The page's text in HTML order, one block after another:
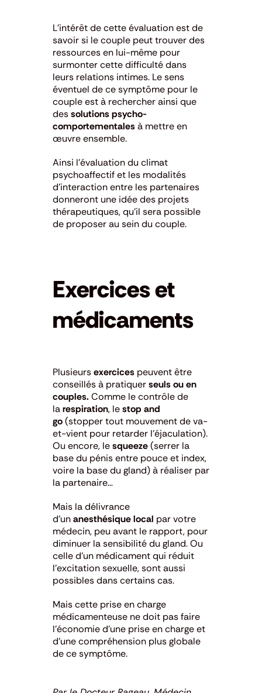
L’intérêt de cette évaluation est de
savoir si le couple peut trouver des
ressources en lui-même pour
surmonter cette difficulté dans
leurs relations intimes. Le sens
éventuel de ce symptôme pour le
couple est à rechercher ainsi que
dessolutions psycho-
comportementales à mettre en
œuvre ensemble.
Ainsi l’évaluation du climat
psychoaffectif et les modalités
d’interaction entre les partenaires
donneront une idée des projets
thérapeutiques, qu’il sera possible
de proposer au sein du couple.
Exercices et
médicaments
Plusieursexercices peuvent être
conseillés à pratiquerseuls ou en
couples. Comme le contrôle de
larespiration, lestop and
go(stopper tout mouvement de va-
et-vient pour retarder l’éjaculation).
Ou encore, lesqueeze(serrer la
base du pénis entre pouce et index,
voire la base du gland) à réaliser par
la partenaire…
Mais la délivrance
d’unanesthésique local par votre
médecin, peu avant le rapport, pour
diminuer la sensibilité du gland. Ou
celle d’un médicament qui réduit
l’excitation sexuelle, sont aussi
possibles dans certains cas.
Mais cette prise en charge
médicamenteuse ne doit pas faire
l’économie d’une prise en charge et
d’une compréhension plus globale
de ce symptôme.